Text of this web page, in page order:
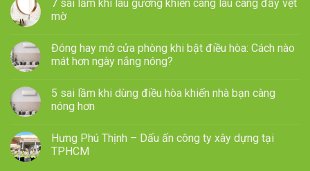
7 sai lầm khi lau gương khiến càng lau càng đầy vệt
mờ
Đóng hay mở cửa phòng khi bật điều hòa: Cách nào
mát hơn ngày nắng nóng?
5 sai lầm khi dùng điều hòa khiến nhà bạn càng
nóng hơn
Hưng Phú Thịnh – Dấu ấn công ty xây dựng tại
TPHCM